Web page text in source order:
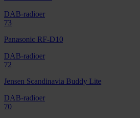
DAB-radioer
73
Panasonic RF-D10
DAB-radioer
72
Jensen Scandinavia Buddy Lite
DAB-radioer
70